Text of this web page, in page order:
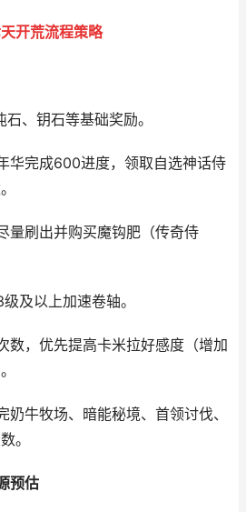
开荒流程策略
、钥石等基础奖励。
华完成600进度，领取自选神话侍
量刷出并购买魔钩肥（传奇侍
及以上加速卷轴。
数，优先提高卡米拉好感度（增加
奶牛牧场、暗能秘境、首领讨伐、
。
预估